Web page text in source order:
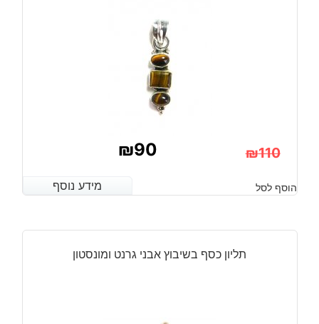
₪110
המקורי
היה:
₪110.
₪90
הנוכחי
הוא:
מידע נוסף הוסף לסל מידע נוסף
תליון כסף בשיבוץ אבני גרנט ומונסטון